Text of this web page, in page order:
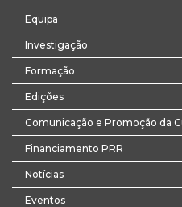
Equipa
Investigação
Formação
Edições
Comunicação e Promoção da
Financiamento PRR
Notícias
Eventos